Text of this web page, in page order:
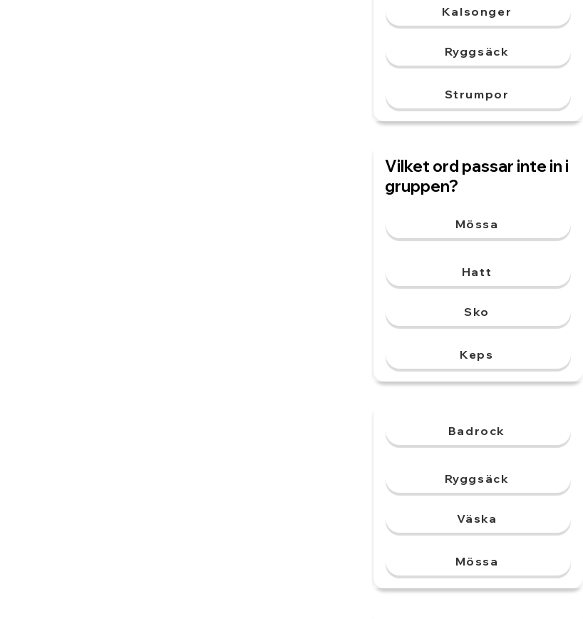
Kalsonger
Ryggsäck
Strumpor
Vilket ord passar inte in i
gruppen?
Mössa
Hatt
Sko
Keps
Badrock
Ryggsäck
Väska
Mössa